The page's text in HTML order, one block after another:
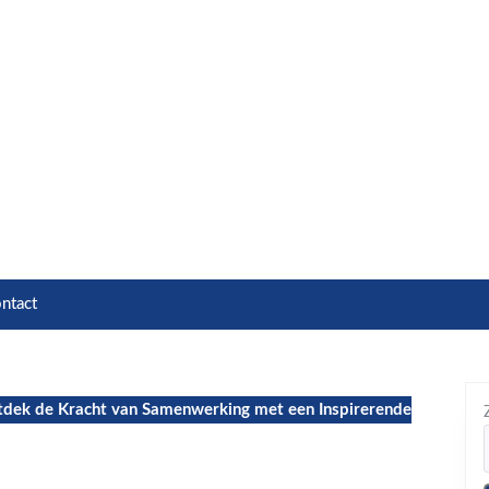
de Kracht van Samenwerking met een Inspirerende